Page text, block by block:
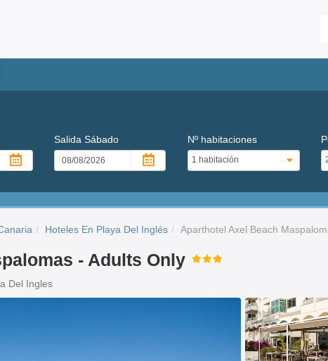
SalidaSábado Nº habitaciones
Hoteles En Playa Del Inglés Aparthotel Axel Beach
- Adults Only
Del Ingles